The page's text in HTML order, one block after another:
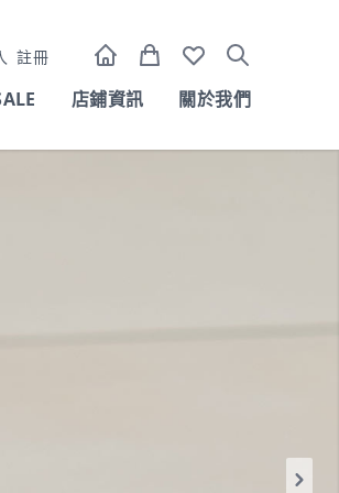
註冊
店鋪資訊 關於我們